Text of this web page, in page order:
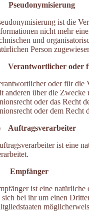
ist die
nicht mehr
und
Person
Verantwortlicher oder
oder für die
anderen über die Zwecke
oder das Recht
oder dem Recht
Auftragsverarbeiter
ist eine
Empfänger
ist eine natürliche
sich bei ihr um einen